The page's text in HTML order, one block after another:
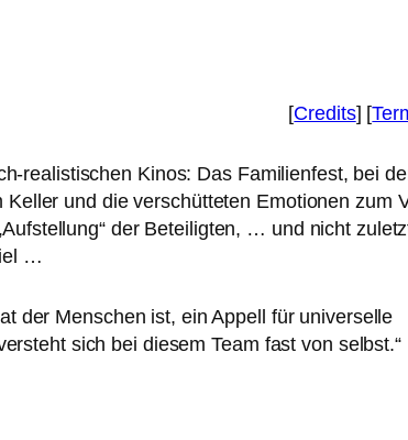
[Credits] [
rea­lis­ti­schen Kinos: Das Familienfest, bei
und die ver­schüt­te­ten Emotionen zum
der Beteiligten, … und nicht
…
der Menschen ist, ein Appell für uni­ver­sel­le
sich bei die­sem Team fast von selbst.“